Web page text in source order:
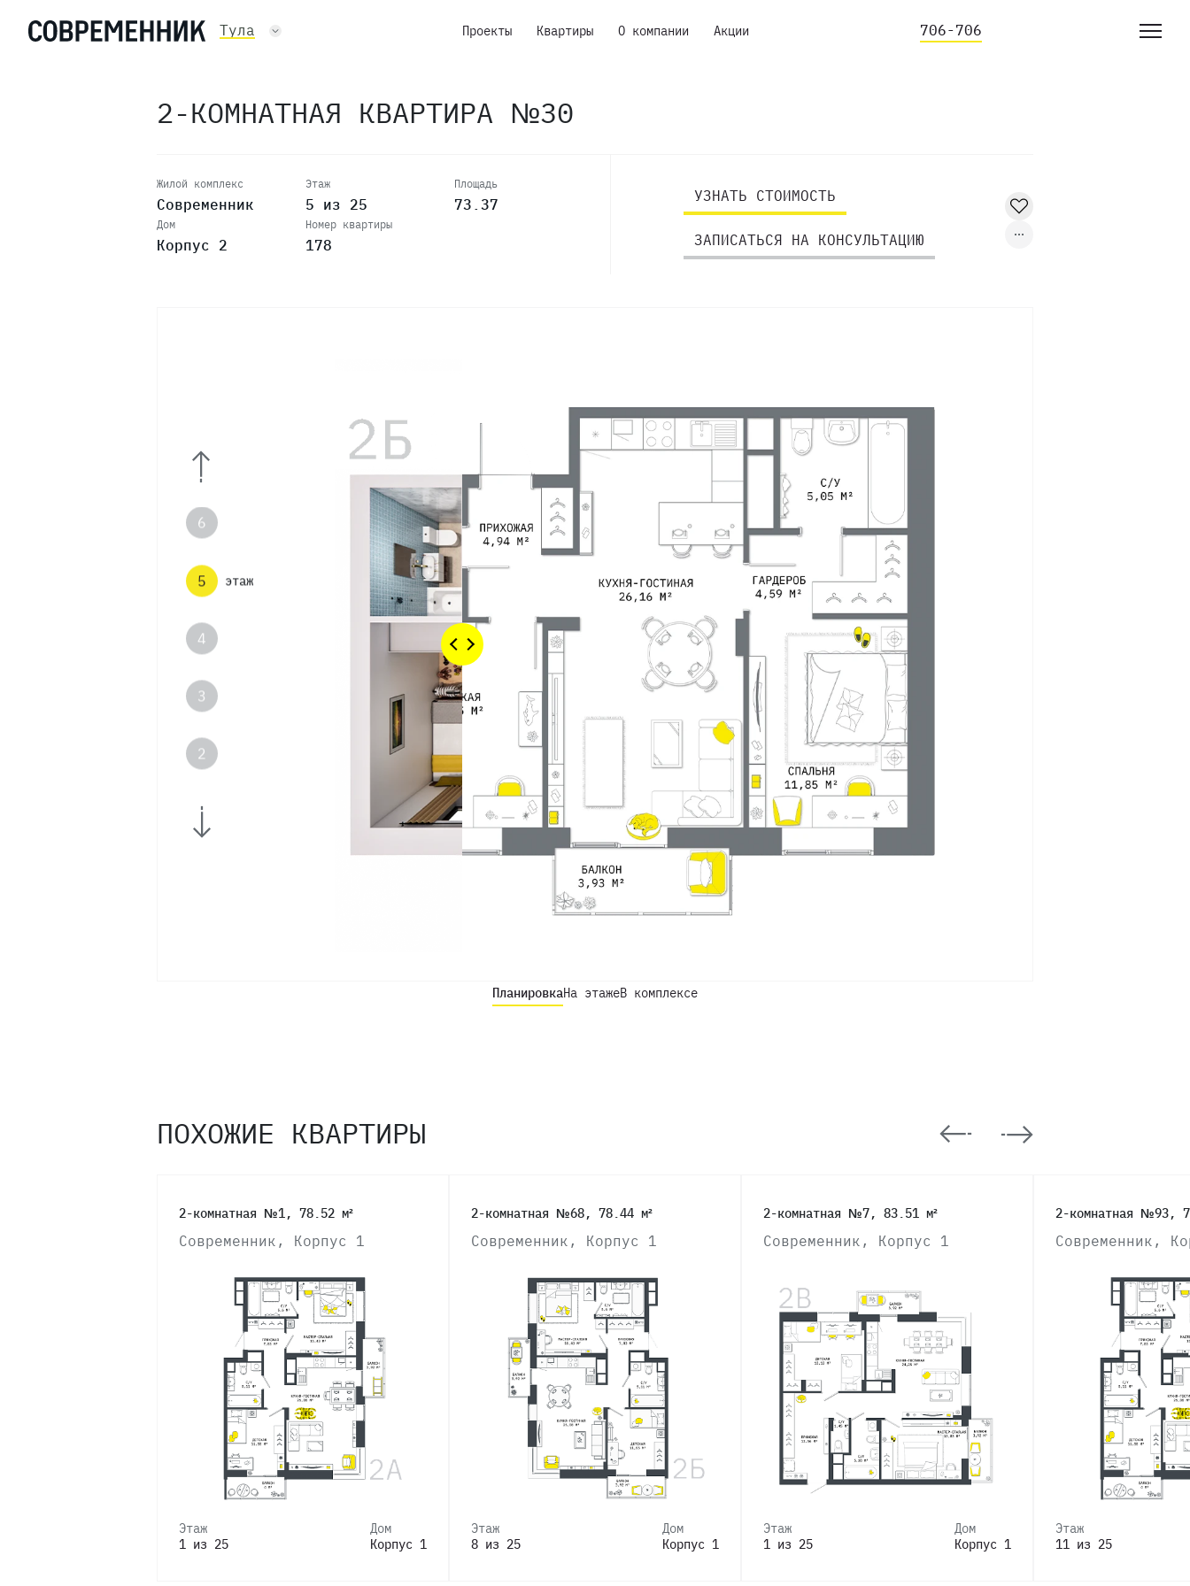
Тула Проекты Квартиры О компании Акции 706-706
2-КОМНАТНАЯ КВАРТИРА №30
Жилой комплекс
Современник
Дом
Корпус 2
Этаж
5 из 25
Номер квартиры
178
Площадь
73.37 УЗНАТЬ СТОИМОСТЬ
ЗАПИСАТЬСЯ НА КОНСУЛЬТАЦИЮ
13
7
6
5 этаж
4
3
2
ПланировкаНа этажеВ комплексе
ПОХОЖИЕ КВАРТИРЫ
2-комнатная №1, 78.52 м²
Современник, Корпус 1
Этаж
1 из 25
Дом
Корпус 1
2-комнатная №68, 78.44 м²
Современник, Корпус 1
Этаж
8 из 25
Дом
Корпус 1
2-комнатная №7, 83.51 м²
Современник, Корпус 1
Этаж
1 из 25
Дом
Корпус 1
2-комнатная №93,
Современник,
Этаж
11 из 25